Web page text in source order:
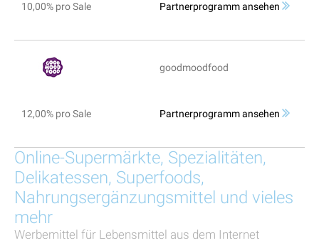
10,00% pro Sale Partnerprogramm ansehen
goodmoodfood
12,00% pro Sale Partnerprogramm ansehen
Online-Supermärkte, Spezialitäten,
Delikatessen, Superfoods,
Nahrungsergänzungsmittel und vieles
mehr
Werbemittel für Lebensmittel aus dem Internet